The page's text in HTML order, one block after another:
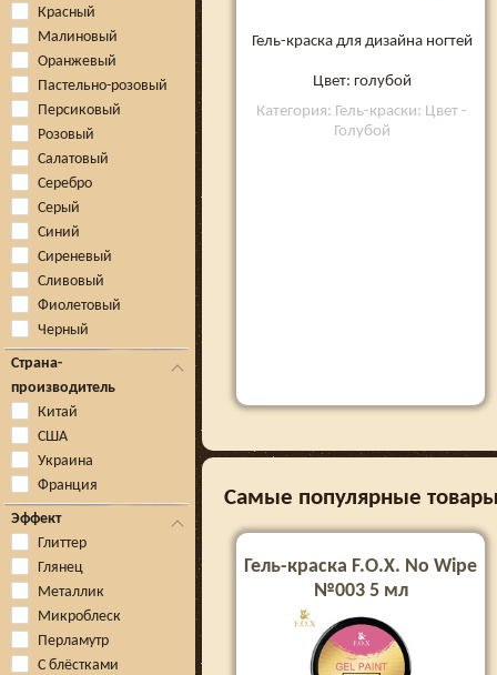
Красный
Малиновый
Оранжевый
Пастельно-розовый
Персиковый
Розовый
Салатовый
Серебро
Серый
Синий
Сиреневый
Сливовый
Фиолетовый
Черный
Страна-
производитель
Китай
США
Украина
Франция
Эффект
Глиттер
Глянец
Металлик
Микроблеск
Перламутр
С блёстками
Гель-краска для дизайна ногтей
Цвет: голубой
Категория: Гель-краски: Цвет -
Голубой
Самые популярные товары
Гель-краска F.O.X. No Wipe
№003 5 мл